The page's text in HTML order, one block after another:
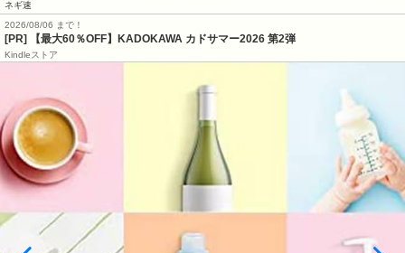
ネギ速
2026/08/06 まで！
[PR] 【最大60％OFF】KADOKAWA カドサマー2026 第2弾
Kindleストア